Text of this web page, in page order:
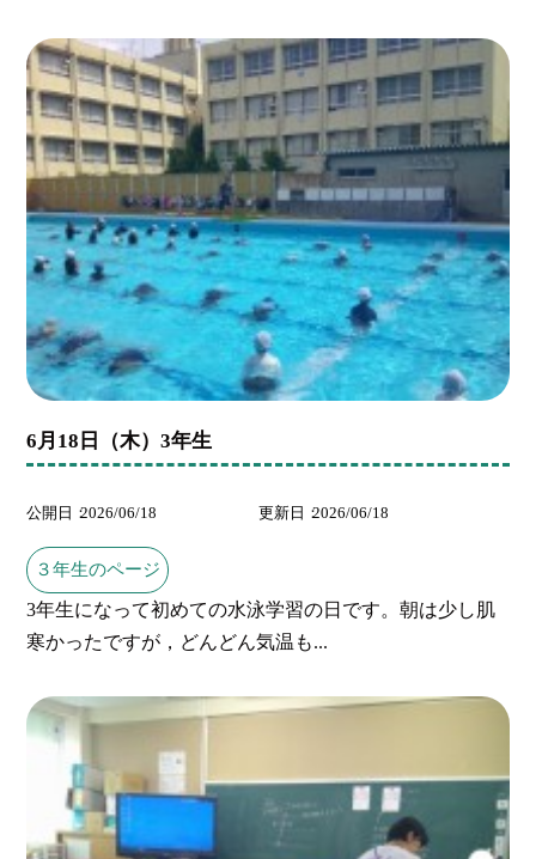
6月18日（木）3年生
公開日 2026/06/18 更新日 2026/06/18
３年生のページ
3年生になって初めての水泳学習の日です。朝は少し肌
寒かったですが，どんどん気温も...